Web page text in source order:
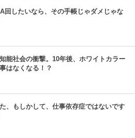
回したいなら、その手帳じゃダメじゃな
能社会の衝撃。10年後、ホワイトカラー
はなくなる！？
、もしかして、仕事依存症ではないです